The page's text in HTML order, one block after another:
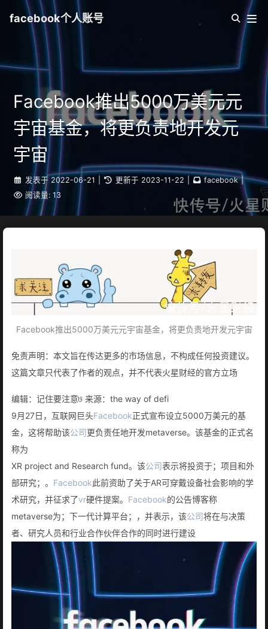
facebook个人账号
Facebook推出5000万美元元
宇宙基金，将更负责地开发元
宇宙
发表于 2022-06-21 更新于 2023-11-22 facebook |
阅读量: 13
Facebook推出5000万美元元宇宙基金，将更负责地开发元宇宙
免责声明：本文旨在传达更多的市场信息，不构成任何投资建议。
这篇文章只代表了作者的观点，并不代表火星财经的官方立场
编辑：记住要注意𞓜 来源：the way of defi
9月27日，互联网巨头Facebook正式宣布设立5000万美元的基
金，这将帮助该公司更负责任地开发metaverse。该基金的正式名
称为
XR project and Research fund。该公司表示将投资于；项目和外
部研究；。 Facebook此前资助了关于AR可穿戴设备社会影响的学
术研究，并征求了vr硬件提案。 Facebook的公告博客称
metaverse为；下一代计算平台；，并表示，该公司将在与决策
者、研究人员和行业合作伙伴合作的同时进行建设